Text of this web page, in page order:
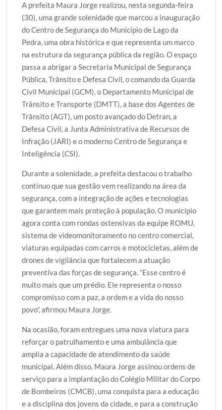
i
t
t
e
r
c
e
b
o
o
k
a
t
s
A
p
p
o
g
g
e
r
a
r
e
A prefeita Maura Jorge realizou, nesta segunda-feira
(30), uma grande solenidade que marcou a inauguração
do Centro de Segurança do Município de Lago da
Pedra, uma obra histórica e que representa um marco
na estrutura da segurança pública da região. O espaço
passa a abrigar a Secretaria Municipal de Segurança
Pública, Trânsito e Defesa Civil, o comando da Guarda
Civil Municipal (GCM), o Departamento Municipal de
Trânsito e Transporte (DMTT), a base dos Agentes de
Trânsito (AGT), um posto avançado do Detran, a
Defesa Civil, a Junta Administrativa de Recursos de
Infração (JARI) e o moderno Centro de Segurança e
Inteligência (CSI).
Durante a solenidade, a prefeita destacou o trabalho
contínuo que sua gestão vem realizando na área da
segurança, com a integração de ações e tecnologias
que garantem mais proteção à população. O município
agora conta com rondas ostensivas da equipe ROMU,
sistema de videomonitoramento no centro comercial,
viaturas equipadas com carros e motocicletas, além de
drones de vigilância que fortalecem a atuação
preventiva das forças de segurança. “Esse centro é
muito mais que um prédio. Ele representa o nosso
compromisso com a paz, a ordem e a vida do nosso
povo”, afirmou Maura Jorge.
Na ocasião, foram entregues uma nova viatura para
reforçar o patrulhamento e uma ambulância que
amplia a capacidade de atendimento da saúde
municipal. Além disso, Maura Jorge assinou ordens de
serviço para a implantação do Colégio Militar do Corpo
de Bombeiros (CMCB), uma conquista para a educação
e a disciplina dos jovens da cidade, e para a construção